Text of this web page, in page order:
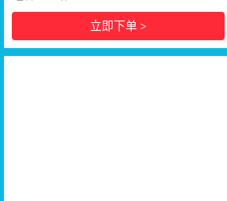
立即下单 >